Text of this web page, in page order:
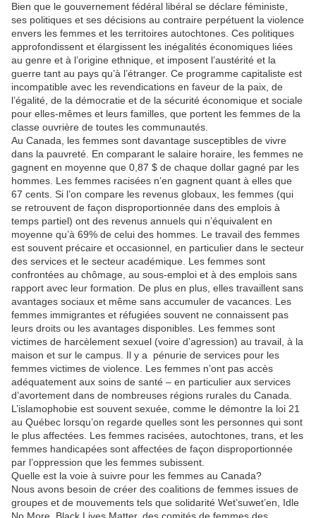
Bien que le gouvernement fédéral libéral se déclare féministe,
ses politiques et ses décisions au contraire perpétuent la violence
envers les femmes et les territoires autochtones. Ces politiques
approfondissent et élargissent les inégalités économiques liées
au genre et à l’origine ethnique, et imposent l’austérité et la
guerre tant au pays qu’à l’étranger. Ce programme capitaliste est
incompatible avec les revendications en faveur de la paix, de
l’égalité, de la démocratie et de la sécurité économique et sociale
pour elles-mêmes et leurs familles, que portent les femmes de la
classe ouvrière de toutes les communautés.
Au Canada, les femmes sont davantage susceptibles de vivre
dans la pauvreté. En comparant le salaire horaire, les femmes ne
gagnent en moyenne que 0,87 $ de chaque dollar gagné par les
hommes. Les femmes racisées n’en gagnent quant à elles que
67 cents. Si l’on compare les revenus globaux, les femmes (qui
se retrouvent de façon disproportionnée dans des emplois à
temps partiel) ont des revenus annuels qui n’équivalent en
moyenne qu’à 69% de celui des hommes. Le travail des femmes
est souvent précaire et occasionnel, en particulier dans le secteur
des services et le secteur académique. Les femmes sont
confrontées au chômage, au sous-emploi et à des emplois sans
rapport avec leur formation. De plus en plus, elles travaillent sans
avantages sociaux et même sans accumuler de vacances. Les
femmes immigrantes et réfugiées souvent ne connaissent pas
leurs droits ou les avantages disponibles. Les femmes sont
victimes de harcèlement sexuel (voire d’agression) au travail, à la
maison et sur le campus. Il y a pénurie de services pour les
femmes victimes de violence. Les femmes n’ont pas accès
adéquatement aux soins de santé – en particulier aux services
d’avortement dans de nombreuses régions rurales du Canada.
L’islamophobie est souvent sexuée, comme le démontre la loi 21
au Québec lorsqu’on regarde quelles sont les personnes qui sont
le plus affectées. Les femmes racisées, autochtones, trans, et les
femmes handicapées sont affectées de façon disproportionnée
par l’oppression que les femmes subissent.
Quelle est la voie à suivre pour les femmes au Canada?
Nous avons besoin de créer des coalitions de femmes issues de
groupes et de mouvements tels que solidarité Wet’suwet’en, Idle